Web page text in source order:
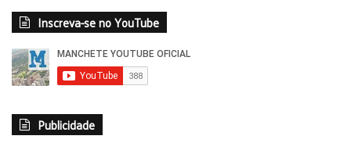
Inscreva-se no YouTube
Publicidade